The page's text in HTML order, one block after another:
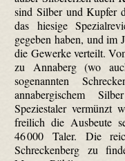
sind Silber und Kupfer
das hiesige
gegeben haben, und im
die Gewerke verteilt.
zu Annaberg (wo
sogenannten
annabergischem
Speziestaler vermünzt
freilich die Ausbeute
46 000 Taler. Die
Schreckenberg zu